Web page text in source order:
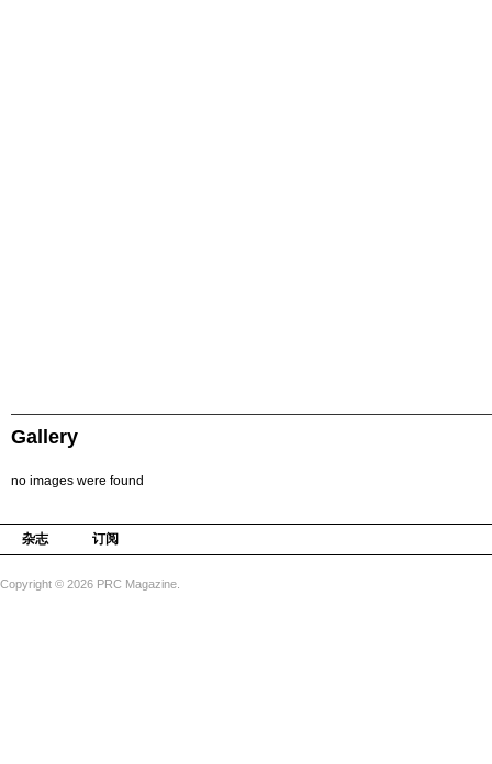
Gallery
no images were found
杂志 订阅
Copyright © 2026 PRC Magazine.